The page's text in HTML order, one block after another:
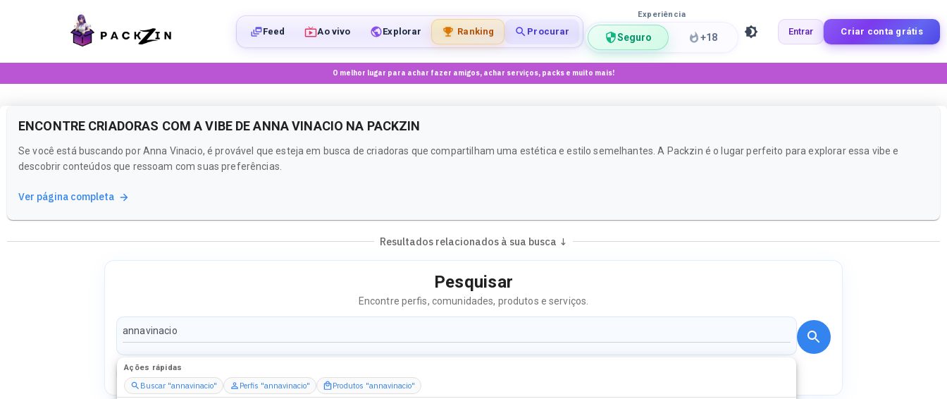
Feed Ao vivo Explorar Ranking Procurar
Experiência
Seguro +18
Entrar Criar conta grátis
O melhor lugar para achar fazer amigos, achar serviços, packs e muito mais!
ENCONTRE CRIADORAS COM A VIBE DE ANNA VINACIO NA PACKZIN
Se você está buscando por Anna Vinacio, é provável que esteja em busca de criadoras que compartilham uma estética e estilo semelhantes. A Packzin é o lugar perfeito para explorar essa vibe e
descobrir conteúdos que ressoam com suas preferências.
Ver página completa
Resultados relacionados à sua busca ↓
Pesquisar
Encontre perfis, comunidades, produtos e serviços.
Ações rápidas
Buscar "annavinacio" Perfis "annavinacio" Produtos "annavinacio"
Perfis